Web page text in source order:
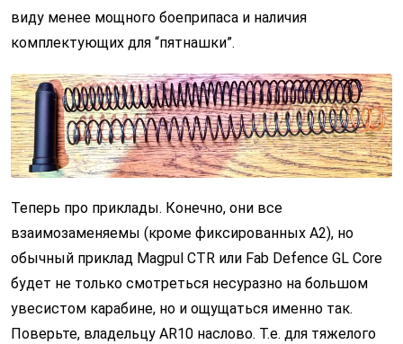
виду менее мощного боеприпаса и наличия
комплектующих для “пятнашки”.
Теперь про приклады. Конечно, они все
взаимозаменяемы (кроме фиксированных A2), но
обычный приклад Magpul CTR или Fab Defence GL Core
будет не только смотреться несуразно на большом
увесистом карабине, но и ощущаться именно так.
Поверьте, владельцу AR10 наслово. Т.е. для тяжелого